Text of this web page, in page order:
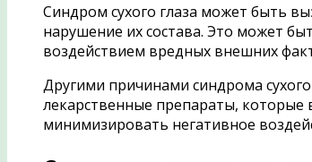
Синдром сухого глаза может быть
нарушение их состава. Это может
воздействием вредных внешних
Другими причинами синдрома
лекарственные препараты,
минимизировать негативное